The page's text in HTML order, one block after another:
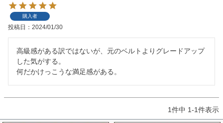
購入者
投稿日 2024/01/30
高級感がある訳ではないが、元のベルトよりグレードアップ
した気がする。
何だかけっこうな満足感がある。
1件中 1-1件表示